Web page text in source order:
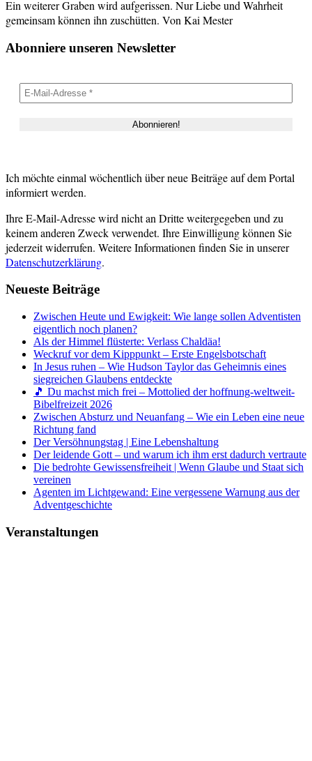
Ein weiterer Graben wird aufgerissen. Nur Liebe und Wahrheit
gemeinsam können ihn zuschütten. Von Kai Mester
Abonniere unseren Newsletter
Ich möchte einmal wöchentlich über neue Beiträge auf dem Portal
informiert werden.
Ihre E-Mail-Adresse wird nicht an Dritte weitergegeben und zu
keinem anderen Zweck verwendet. Ihre Einwilligung können Sie
jederzeit widerrufen. Weitere Informationen finden Sie in unserer
Datenschutzerklärung.
Neueste Beiträge
Zwischen Heute und Ewigkeit: Wie lange sollen Adventisten
eigentlich noch planen?
Als der Himmel flüsterte: Verlass Chaldäa!
Weckruf vor dem Kipppunkt – Erste Engelsbotschaft
In Jesus ruhen – Wie Hudson Taylor das Geheimnis eines
siegreichen Glaubens entdeckte
🎵 Du machst mich frei – Mottolied der hoffnung-weltweit-
Bibelfreizeit 2026
Zwischen Absturz und Neuanfang – Wie ein Leben eine neue
Richtung fand
Der Versöhnungstag | Eine Lebenshaltung
Der leidende Gott – und warum ich ihm erst dadurch vertraute
Die bedrohte Gewissensfreiheit | Wenn Glaube und Staat sich
vereinen
Agenten im Lichtgewand: Eine vergessene Warnung aus der
Adventgeschichte
Veranstaltungen